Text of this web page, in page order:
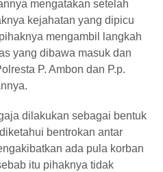
mengatakan setelah
kejahatan yang dipicu
mengambil langkah
yang dibawa masuk dan
P. Ambon dan P.p.
dilakukan sebagai bentuk
bentrokan antar
ada pula korban
itu pihaknya tidak